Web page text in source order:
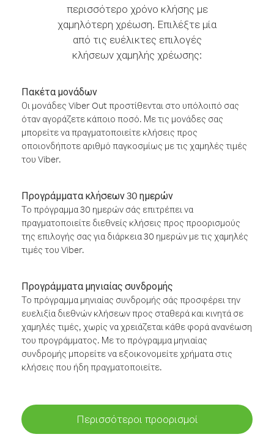
περισσότερο χρόνο κλήσης με
χαμηλότερη χρέωση. Επιλέξτε μία
από τις ευέλικτες επιλογές
κλήσεων χαμηλής χρέωσης:
Πακέτα μονάδων
Οι μονάδες Viber Out προστίθενται στο υπόλοιπό σας
όταν αγοράζετε κάποιο ποσό. Με τις μονάδες σας
μπορείτε να πραγματοποιείτε κλήσεις προς
οποιονδήποτε αριθμό παγκοσμίως με τις χαμηλές τιμές
του Viber.
Προγράμματα κλήσεων 30 ημερών
Το πρόγραμμα 30 ημερών σάς επιτρέπει να
πραγματοποιείτε διεθνείς κλήσεις προς προορισμούς
της επιλογής σας για διάρκεια 30 ημερών με τις χαμηλές
τιμές του Viber.
Προγράμματα μηνιαίας συνδρομής
Το πρόγραμμα μηνιαίας συνδρομής σάς προσφέρει την
ευελιξία διεθνών κλήσεων προς σταθερά και κινητά σε
χαμηλές τιμές, χωρίς να χρειάζεται κάθε φορά ανανέωση
του προγράμματος. Με το πρόγραμμα μηνιαίας
συνδρομής μπορείτε να εξοικονομείτε χρήματα στις
κλήσεις που ήδη πραγματοποιείτε.
Περισσότεροι προορισμοί